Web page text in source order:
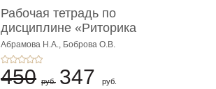
Рабочая тетрадь по
дисциплине «Риторика
для ю� ...
Абрамова Н.А., Боброва О.В.
450 руб. 347 руб.